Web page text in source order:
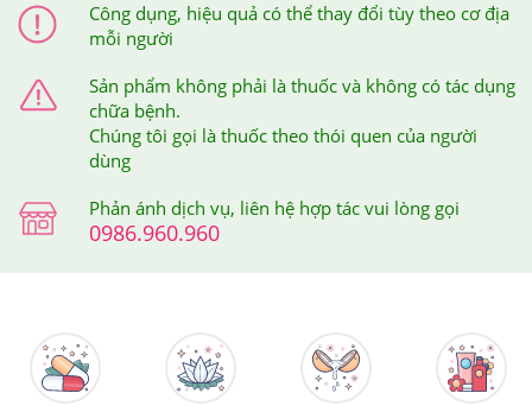
Công dụng, hiệu quả có thể thay đổi tùy theo cơ địa
mỗi người
Sản phẩm không phải là thuốc và không có tác dụng
chữa bệnh.
Chúng tôi gọi là thuốc theo thói quen của người
dùng
Phản ánh dịch vụ, liên hệ hợp tác vui lòng gọi
0986.960.960